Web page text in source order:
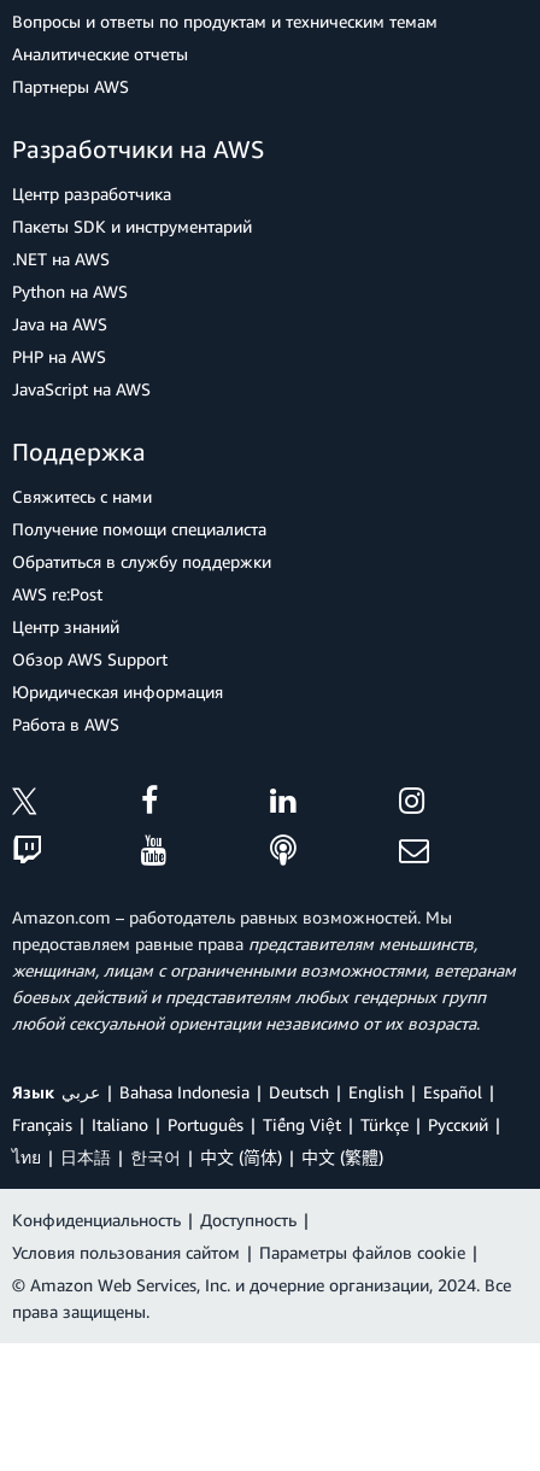
Вопросы и ответы по продуктам и техническим темам
Аналитические отчеты
Партнеры AWS
Разработчики на AWS
Центр разработчика
Пакеты SDK и инструментарий
.NET на AWS
Python на AWS
Java на AWS
PHP на AWS
JavaScript на AWS
Поддержка
Свяжитесь с нами
Получение помощи специалиста
Обратиться в службу поддержки
AWS re:Post
Центр знаний
Обзор AWS Support
Юридическая информация
Работа в AWS
Amazon.com – работодатель равных возможностей. Мы
предоставляем равные права представителям меньшинств,
женщинам, лицам с ограниченными возможностями, ветеранам
боевых действий и представителям любых гендерных групп
любой сексуальной ориентации независимо от их возраста.
Язык عربي Bahasa Indonesia Deutsch English
Español
Français
Italiano Português Tiếng Việt Türkçe
Ρусский
ไทย
日本語 한국어 中文 (简体) 中文 (繁體)
Конфиденциальность | Доступность |
Условия пользования сайтом | Параметры файлов cookie |
© Amazon Web Services, Inc. и дочерние организации, 2024. Все
права защищены.